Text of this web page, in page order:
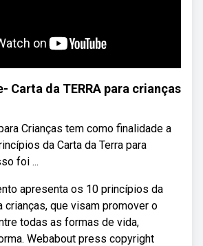
Carta da TERRA para crianças
Crianças tem como finalidade a
da Carta da Terra para
foi ...
apresenta os 10 princípios da
crianças, que visam promover o
todas as formas de vida,
Webabout press copyright